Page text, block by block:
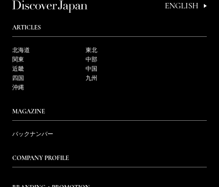
ENGLISH
ARTICLES
北海道
東北
関東
中部
近畿
中国
四国
九州
沖縄
MAGAZINE
バックナンバー
COMPANY PROFILE